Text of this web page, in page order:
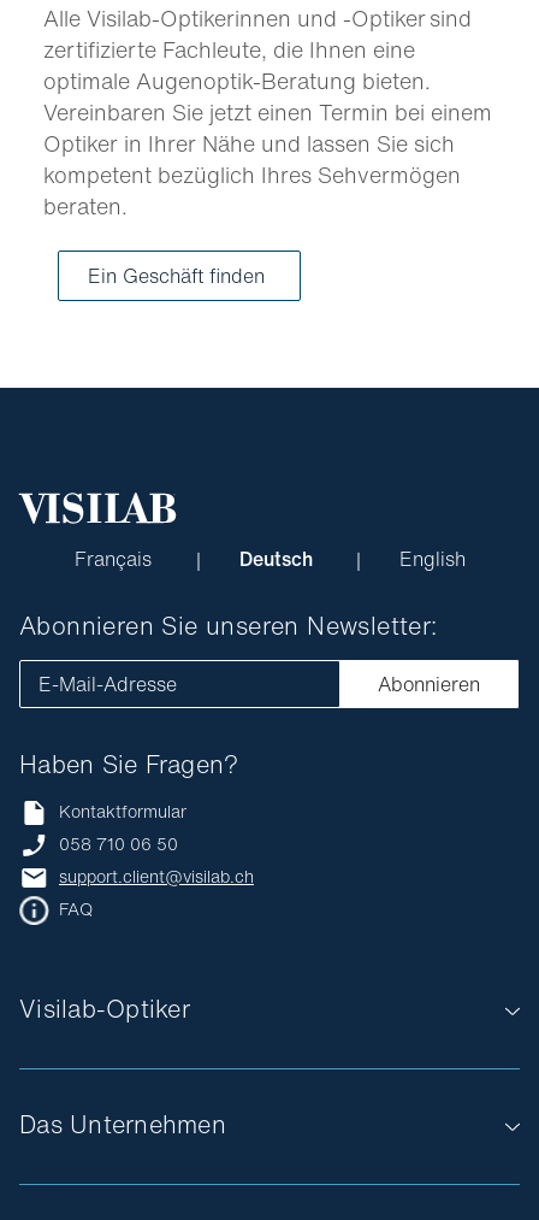
Alle Visilab-Optikerinnen und -Optiker sind
zertifizierte Fachleute, die Ihnen eine
optimale Augenoptik-Beratung bieten.
Vereinbaren Sie jetzt einen Termin bei einem
Optiker in Ihrer Nähe und lassen Sie sich
kompetent bezüglich Ihres Sehvermögen
beraten.
Ein Geschäft finden
Français Deutsch English
Das Unternehmen
Visilab-Optiker
Haben Sie Fragen?
Kontaktformular
058 710 06 50
support.client@visilab.ch
FAQ
Abonnieren Sie unseren Newsletter:
E-Mail-Adresse Abonnieren